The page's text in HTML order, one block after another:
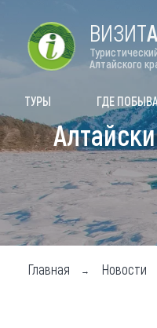
Туры
ВИЗИТ
Алтайского
ТУРЫ ГДЕ
Главная Новости